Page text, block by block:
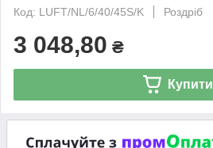
Код: LUFT/NL/6/40/45S/K
Роздріб
3 048,80 ₴
Купити